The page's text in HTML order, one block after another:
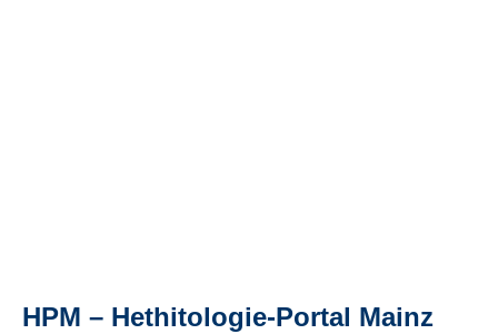
HPM – Hethitologie-Portal Mainz